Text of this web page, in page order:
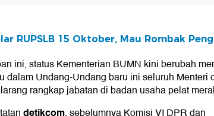
RUPSLB 15 Oktober, Mau Rombak
ini, status Kementerian BUMN kini berubah
dalam Undang-Undang baru ini seluruh Menteri
rangkap jabatan di badan usaha pelat